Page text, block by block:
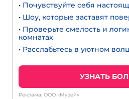
• Почувствуйте себя
• Шоу, которые заставят
• Проверьте смелость и
комнатах
• Расслабьтесь в уютном
УЗНАТЬ
Реклама: ООО «Музей»